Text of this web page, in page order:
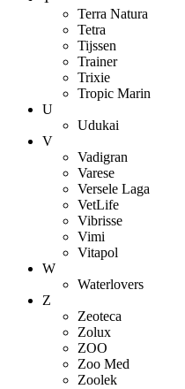
Terra Natura
Tetra
Tijssen
Trainer
Trixie
Tropic Marin
U
Udukai
V
Vadigran
Varese
Versele Laga
VetLife
Vibrisse
Vimi
Vitapol
W
Waterlovers
Z
Zeoteca
Zolux
ZOO
Zoo Med
Zoolek